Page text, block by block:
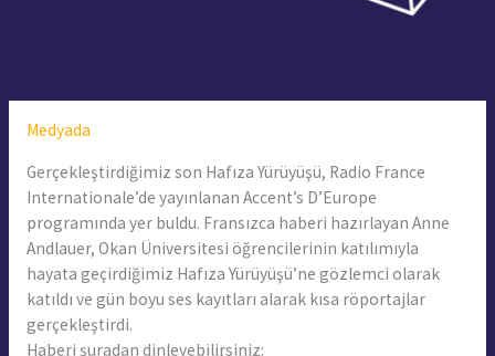
Medyada
Gerçekleştirdiğimiz son Hafıza Yürüyüşü, Radio France
Internationale’de yayınlanan Accent’s D’Europe
programında yer buldu. Fransızca haberi hazırlayan Anne
Andlauer, Okan Üniversitesi öğrencilerinin katılımıyla
hayata geçirdiğimiz Hafıza Yürüyüşü’ne gözlemci olarak
katıldı ve gün boyu ses kayıtları alarak kısa röportajlar
gerçekleştirdi.
Haberi şuradan dinleyebilirsiniz: